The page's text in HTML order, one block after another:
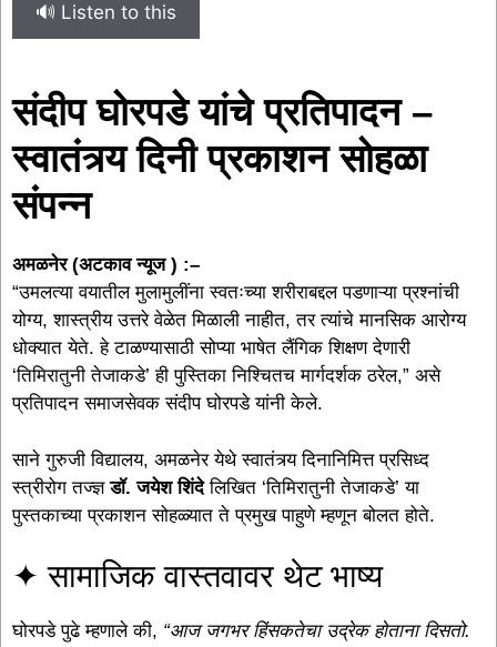
🔊 Listen to this
संदीप घोरपडे यांचे प्रतिपादन –
स्वातंत्र्य दिनी प्रकाशन सोहळा
संपन्न
अमळनेर (अटकाव न्यूज ) :–
“उमलत्या वयातील मुलामुलींना स्वतःच्या शरीराबद्दल पडणाऱ्या प्रश्नांची
योग्य, शास्त्रीय उत्तरे वेळेत मिळाली नाहीत, तर त्यांचे मानसिक आरोग्य
धोक्यात येते. हे टाळण्यासाठी सोप्या भाषेत लैंगिक शिक्षण देणारी
‘तिमिरातुनी तेजाकडे’ ही पुस्तिका निश्चितच मार्गदर्शक ठरेल,” असे
प्रतिपादन समाजसेवक संदीप घोरपडे यांनी केले.
साने गुरुजी विद्यालय, अमळनेर येथे स्वातंत्र्य दिनानिमित्त प्रसिध्द
स्त्रीरोग तज्ज्ञडॉ. जयेश शिंदेलिखित ‘तिमिरातुनी तेजाकडे’ या
पुस्तकाच्या प्रकाशन सोहळ्यात ते प्रमुख पाहुणे म्हणून बोलत होते.
✦ सामाजिक वास्तवावर थेट भाष्य
घोरपडे पुढे म्हणाले की, “आज जगभर हिंसकतेचा उद्रेक होताना दिसतो.